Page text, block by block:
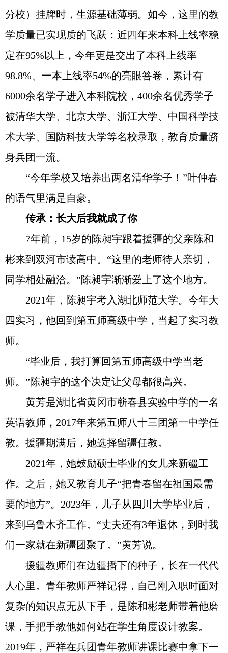
分校）挂牌时，生源基础薄弱。如今，这里的教
学质量已实现质的飞跃：近四年来本科上线率稳
定在95%以上，今年更是交出了本科上线率
98.8%、一本上线率54%的亮眼答卷，累计有
6000余名学子进入本科院校，400余名优秀学子
被清华大学、北京大学、浙江大学、中国科学技
术大学、国防科技大学等名校录取，教育质量跻
身兵团一流。
“今年学校又培养出两名清华学子！”叶仲春
的语气里满是自豪。
传承：长大后我就成了你
7年前，15岁的陈昶宇跟着援疆的父亲陈和
彬来到双河市读高中。“这里的老师待人亲切，
同学相处融洽。”陈昶宇渐渐爱上了这个地方。
2021年，陈昶宇考入湖北师范大学。今年大
四实习，他回到第五师高级中学，当起了实习教
师。
“毕业后，我打算回第五师高级中学当老
师。”陈昶宇的这个决定让父母都很高兴。
黄芳是湖北省黄冈市蕲春县实验中学的一名
英语教师，2017年来第五师八十三团第一中学任
教。援疆期满后，她选择留疆任教。
2021年，她鼓励硕士毕业的女儿来新疆工
作。之后，她又教育儿子“把青春留在祖国最需
要的地方”。2023年，儿子从四川大学毕业后，
来到乌鲁木齐工作。“丈夫还有3年退休，到时我
们一家就在新疆团聚了。”黄芳说。
援疆教师们在边疆播下的种子，长在一代代
人心里。青年教师严祥记得，自己刚入职时面对
复杂的知识点无从下手，是陈和彬老师带着他磨
课，手把手教他如何站在学生角度设计教案。
2019年，严祥在兵团青年教师讲课比赛中拿下一